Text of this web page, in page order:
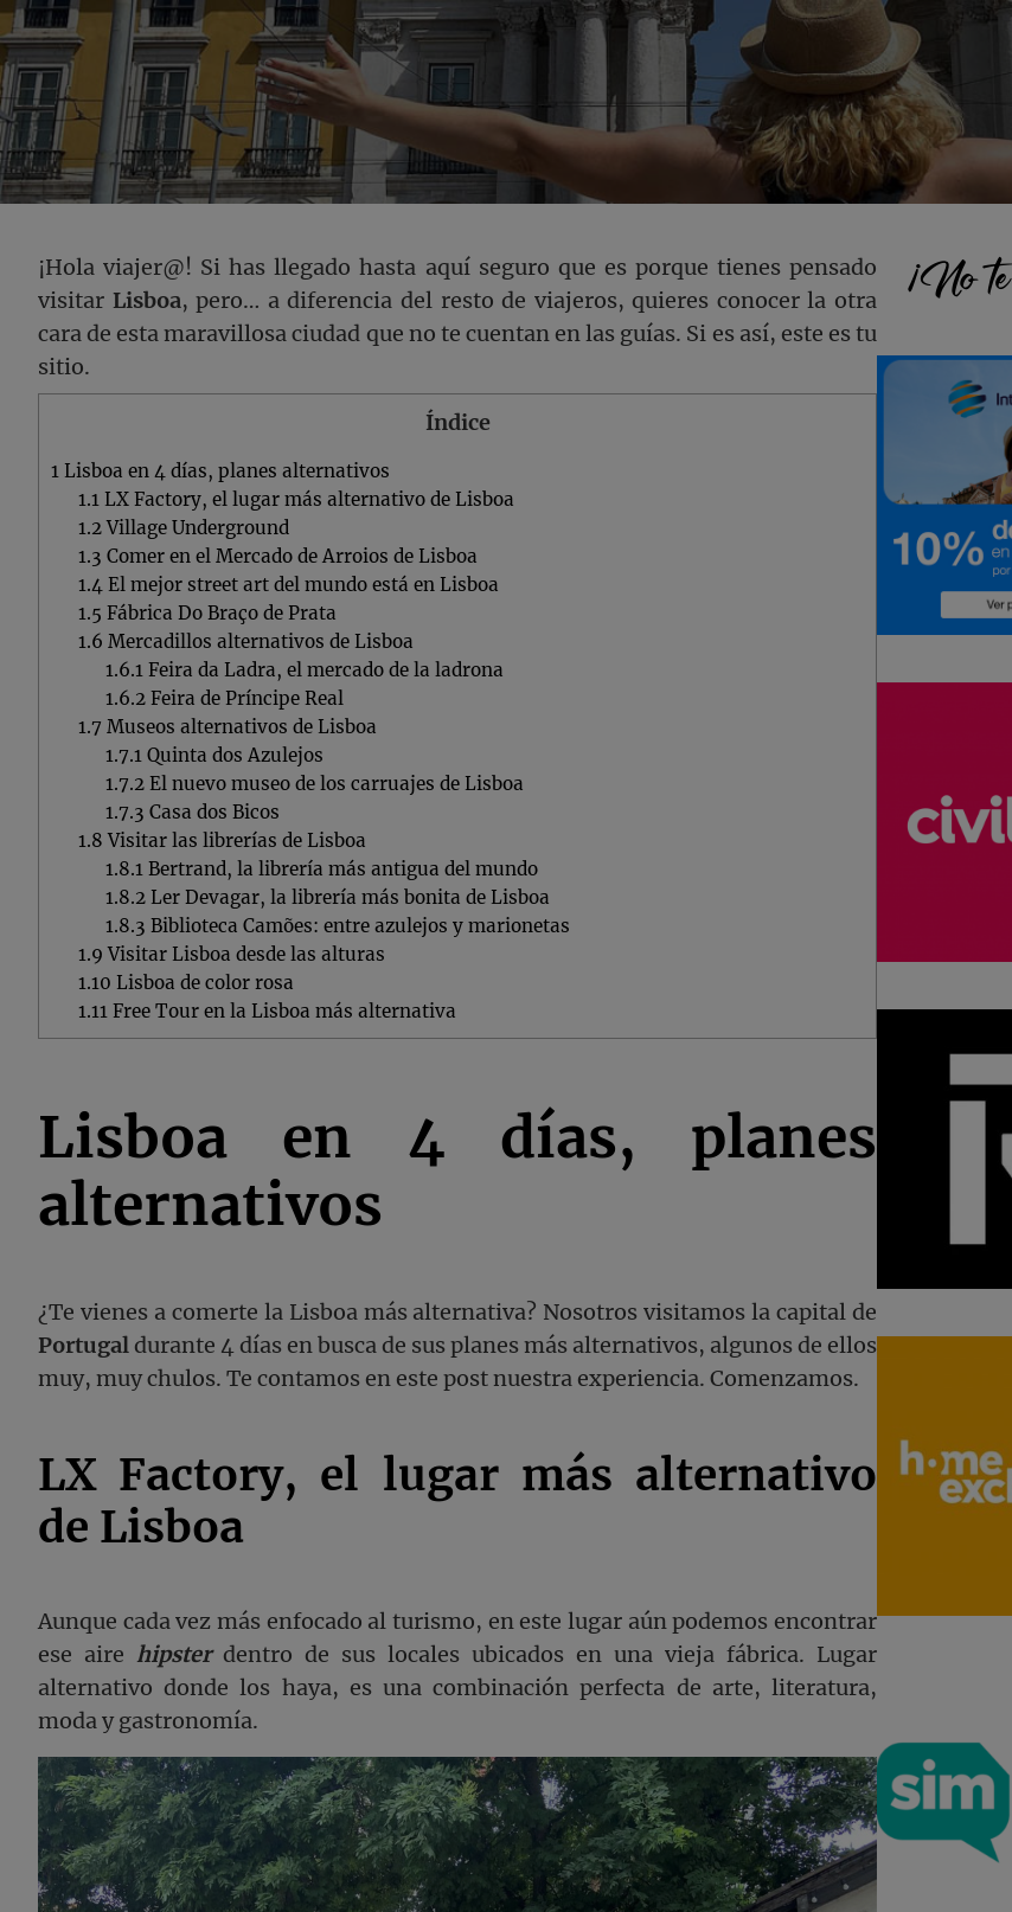
¡Hola viajer@! Si has llegado hasta aquí seguro que es porque tienes pensado
visitar Lisboa, pero… a diferencia del resto de viajeros, quieres conocer la otra
cara de esta maravillosa ciudad que no te cuentan en las guías. Si es así, este es tu
sitio.
Índice
1 Lisboa en 4 días, planes alternativos
1.1LX Factory, el lugar más alternativo de Lisboa
1.2Village Underground
1.3 Comer en el Mercado de Arroios de Lisboa
1.4El mejor street art del mundo está en Lisboa
1.5 Fábrica Do Braço de Prata
1.6 Mercadillos alternativos de Lisboa
1.6.1Feira da Ladra, el mercado de la ladrona
1.6.2Feira de Príncipe Real
1.7 Museos alternativos de Lisboa
1.7.1Quinta dos Azulejos
1.7.2El nuevo museo de los carruajes de Lisboa
1.7.3 Casa dos Bicos
1.8 Visitar las librerías de Lisboa
1.8.1Bertrand, la librería más antigua del mundo
1.8.2Ler Devagar, la librería más bonita de Lisboa
1.8.3 Biblioteca Camões: entre azulejos y marionetas
1.9 Visitar Lisboa desde las alturas
1.10 Lisboa de color rosa
1.11Free Tour en la Lisboa más alternativa
Lisboa en 4 días, planes
alternativos
¿Te vienes a comerte la Lisboa más alternativa? Nosotros visitamos la capital de
Portugal durante 4 días en busca de sus planes más alternativos, algunos de ellos
muy, muy chulos. Te contamos en este post nuestra experiencia. Comenzamos.
LX Factory, el lugar más alternativo
de Lisboa
Aunque cada vez más enfocado al turismo, en este lugar aún podemos encontrar
ese aire hipster dentro de sus locales ubicados en una vieja fábrica. Lugar
alternativo donde los haya, es una combinación perfecta de arte, literatura,
moda y gastronomía.
¡No